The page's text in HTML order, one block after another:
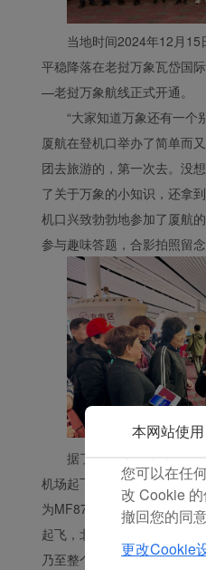
当地时间2024年12月
平稳降落在老挝万象瓦岱国
—老挝万象航线正式开通。
“大家知道万象还有一个
厦航在登机口举办了简单而
团去旅游的，第一次去。没
了关于万象的小知识，还拿
机口兴致勃勃地参加了厦航
参与趣味答题，合影拍照留念
据了解，该航线航班计
机场起飞，当地时间11:10
为MF8721；回程航班
起飞，北京时间16:55抵达
乃至整个北方地区前往老挝
本网站使
型和分析型
保我们的网
并为您提供
验。 使用本
和分析型
在您的浏览
在您的同意
使用营销
我们的营销
化我们广告
息。 通过放
Cookie，厦
方可以跟踪
为以使我们
与您的兴趣
点击“接受”
放置所有的
点击“拒绝”
您可以在任
改 Cookie
撤回您的同意
更改Cookie